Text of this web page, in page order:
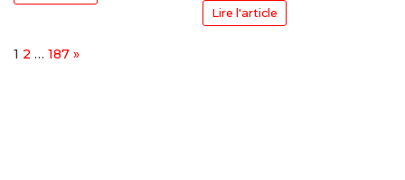
Lire l'article
Page:
1 2 … 187 Next
»